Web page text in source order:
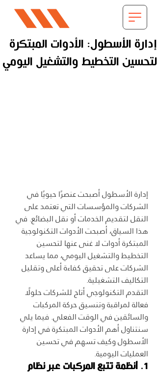
إدارة الأسطول: الأدوات المبتكرة
لتحسين التخطيط والتشغيل اليومي
إدارة الأسطول أصبحت عنصرًا حيويًا في
الشركات والمؤسسات التي تعتمد على
النقل لتقديم الخدمات أو نقل البضائع. في
هذا السياق، أصبحت الأدوات التكنولوجية
المبتكرة أدوات لا غنى عنها لتحسين
التخطيط والتشغيل اليومي، مما يساعد
الشركات على تحقيق كفاءة أعلى وتقليل
التكاليف التشغيلية.
التقدم التكنولوجي أتاح للشركات حلولًا
فعالة لمراقبة وتنسيق حركة المركبات
والسائقين في الوقت الفعلي. فيما يلي
سنتناول أهم الأدوات المبتكرة في إدارة
الأسطول وكيف تسهم في تحسين
العمليات اليومية.
1. أنظمة تتبع المركبات عبر نظام